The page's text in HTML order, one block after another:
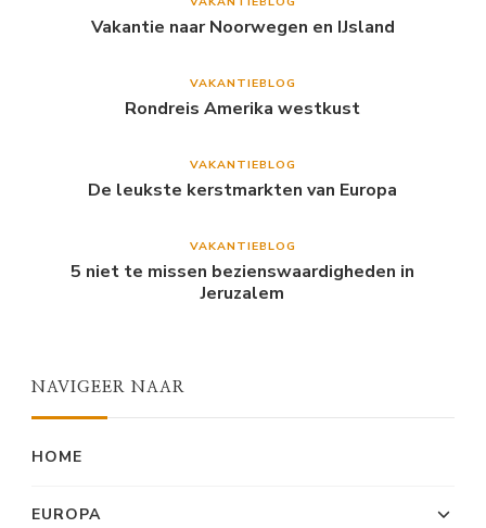
Vakantie naar Noorwegen en IJsland
VAKANTIEBLOG
Rondreis Amerika westkust
VAKANTIEBLOG
De leukste kerstmarkten van Europa
VAKANTIEBLOG
5 niet te missen bezienswaardigheden in
Jeruzalem
NAVIGEER NAAR
HOME
EUROPA